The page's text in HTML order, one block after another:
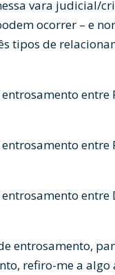
vara judicial/
ocorrer – e
tipos de
entrosamento entre
entrosamento entre
entrosamento entre
entrosamento,
refiro-me a algo